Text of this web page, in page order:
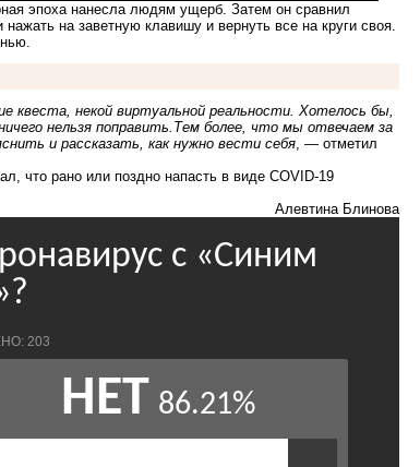
эпоха нанесла людям ущерб. Затем он сравнил
на заветную клавишу и вернуть все на круги своя.
квеста, некой виртуальной реальности. Хотелось бы,
нельзя поправить.Тем более, что мы отвечаем за
и рассказать, как нужно вести себя, — отметил
что рано или поздно напасть в виде COVID-19
Алевтина Блинова